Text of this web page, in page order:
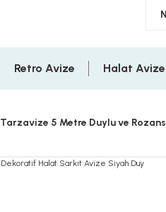
Retro Avize Halat Avize
Tarzavize 5 Metre Duylu ve